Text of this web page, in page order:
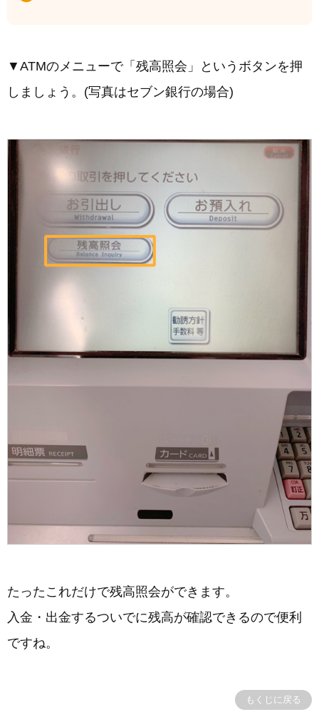
▼ATMのメニューで「残高照会」というボタンを押
しましょう。(写真はセブン銀行の場合)
たったこれだけで残高照会ができます。
入金・出金するついでに残高が確認できるので便利
ですね。
もくじに戻る